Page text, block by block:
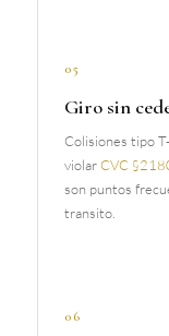
05
Giro sin
Colisiones tipo
violarCVC
son puntos
transito.
06